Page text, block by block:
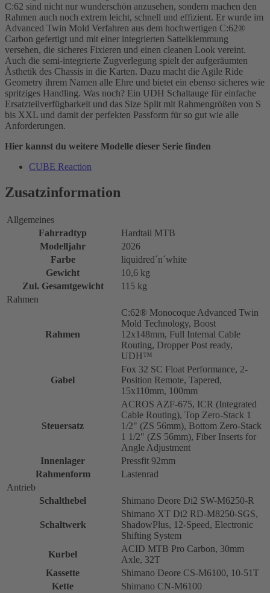
C:62 sind nicht nur wunderschön anzusehen, sondern machen den
Rahmen auch noch extrem leicht, schnell und effizient. Er wurde im
Advanced Twin Mold Verfahren aus dem hochwertigen C:62®
Carbon gefertigt und mit einer integrierten Sattelklemmung
versehen, die sicheres Fixieren und einen cleanen Look vereint.
Auch die semi-integrierte Zugverlegung spielt der aufgeräumten
Ästhetik des Chassis in die Karten. Dazu macht die Agile Ride
Geometry ihrem Namen alle Ehre und bietet ein ebenso sicheres wie
spritziges Handling. Was noch? Ein UDH Schaltauge für einfache
Ersatzteilverfügbarkeit und das Size Split mit Rahmengrößen von S
bis XXL und damit der perfekten Passform für so gut wie alle
Anforderungen.
Hier kannst du weitere Modelle dieser Serie finden
CUBE Reaction
Zusatzinformation
Allgemeines
Fahrradtyp
Hardtail MTB
Modelljahr
2026
Farbe
liquidred´n´white
Gewicht
10,6 kg
Zul. Gesamtgewicht
115 kg
Rahmen
Rahmen
C:62® Monocoque Advanced Twin
Mold Technology, Boost
12x148mm, Full Internal Cable
Routing, Dropper Post ready,
UDH™
Gabel
Fox 32 SC Float Performance, 2-
Position Remote, Tapered,
15x110mm, 100mm
Steuersatz
ACROS AZF-675, ICR (Integrated
Cable Routing), Top Zero-Stack 1
1/2" (ZS 56mm), Bottom Zero-Stack
1 1/2" (ZS 56mm), Fiber Inserts for
Angle Adjustment
Innenlager
Pressfit 92mm
Rahmenform
Lastenrad
Antrieb
Schalthebel
Shimano Deore Di2 SW-M6250-R
Schaltwerk
Shimano XT Di2 RD-M8250-SGS,
ShadowPlus, 12-Speed, Electronic
Shifting System
Kurbel
ACID MTB Pro Carbon, 30mm
Axle, 32T
Kassette
Shimano Deore CS-M6100, 10-51T
Kette
Shimano CN-M6100